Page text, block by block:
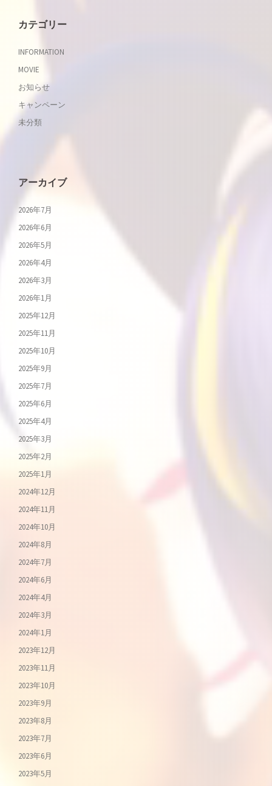
カテゴリー
INFORMATION
MOVIE
お知らせ
キャンペーン
未分類
アーカイブ
2026年7月
2026年6月
2026年5月
2026年4月
2026年3月
2026年1月
2025年12月
2025年11月
2025年10月
2025年9月
2025年7月
2025年6月
2025年4月
2025年3月
2025年2月
2025年1月
2024年12月
2024年11月
2024年10月
2024年8月
2024年7月
2024年6月
2024年4月
2024年3月
2024年1月
2023年12月
2023年11月
2023年10月
2023年9月
2023年8月
2023年7月
2023年6月
2023年5月